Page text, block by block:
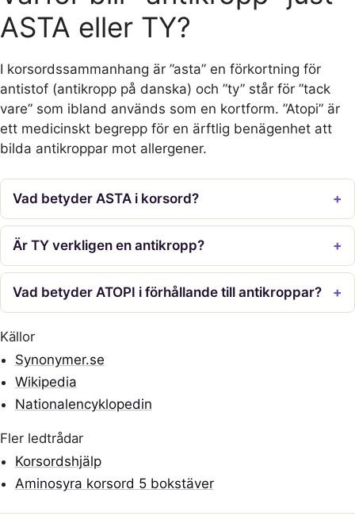
ASTA eller TY?
I korsordssammanhang är ”asta” en förkortning för
antistof (antikropp på danska) och ”ty” står för ”tack
vare” som ibland används som en kortform. ”Atopi” är
ett medicinskt begrepp för en ärftlig benägenhet att
bilda antikroppar mot allergener.
Vad betyder ASTA i korsord?
Är TY verkligen en antikropp?
Vad betyder ATOPI i förhållande till antikroppar?
Källor
Synonymer.se
Wikipedia
Nationalencyklopedin
Fler ledtrådar
Korsordshjälp
Aminosyra korsord 5 bokstäver